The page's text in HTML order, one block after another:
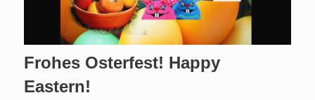
Frohes Osterfest! Happy
Eastern!